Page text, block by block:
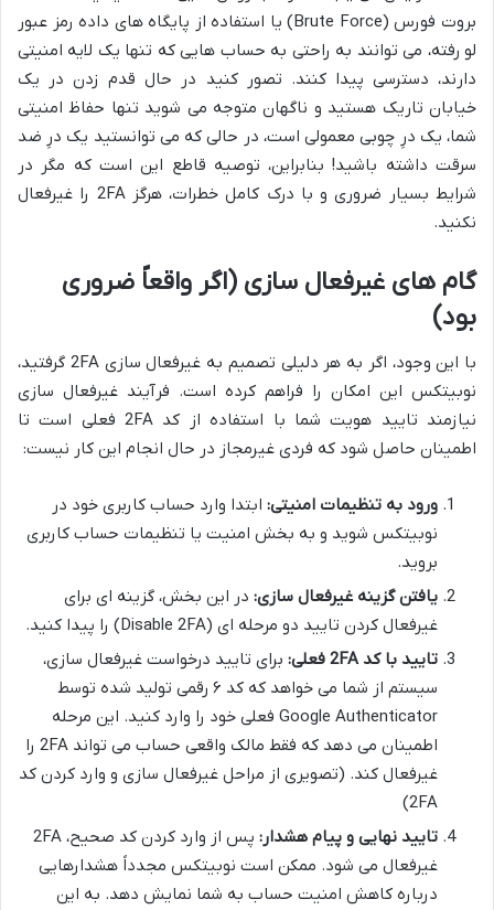
بروت فورس (Brute Force) یا استفاده از پایگاه های داده رمز عبور
لو رفته، می توانند به راحتی به حساب هایی که تنها یک لایه امنیتی
دارند، دسترسی پیدا کنند. تصور کنید در حال قدم زدن در یک
خیابان تاریک هستید و ناگهان متوجه می شوید تنها حفاظ امنیتی
شما، یک درِ چوبی معمولی است، در حالی که می توانستید یک درِ ضد
سرقت داشته باشید! بنابراین، توصیه قاطع این است که مگر در
شرایط بسیار ضروری و با درک کامل خطرات، هرگز 2FA را غیرفعال
نکنید.
گام های غیرفعال سازی (اگر واقعاً ضروری
بود)
با این وجود، اگر به هر دلیلی تصمیم به غیرفعال سازی 2FA گرفتید،
نوبیتکس این امکان را فراهم کرده است. فرآیند غیرفعال سازی
نیازمند تایید هویت شما با استفاده از کد 2FA فعلی است تا
اطمینان حاصل شود که فردی غیرمجاز در حال انجام این کار نیست:
ورود به تنظیمات امنیتی: ابتدا وارد حساب کاربری خود در
نوبیتکس شوید و به بخش امنیت یا تنظیمات حساب کاربری
بروید.
یافتن گزینه غیرفعال سازی: در این بخش، گزینه ای برای
غیرفعال کردن تایید دو مرحله ای (Disable 2FA) را پیدا کنید.
تایید با کد 2FA فعلی:
برای تایید درخواست غیرفعال سازی،
سیستم از شما می خواهد که کد ۶ رقمی تولید شده توسط
Google Authenticator فعلی خود را وارد کنید. این مرحله
اطمینان می دهد که فقط مالک واقعی حساب می تواند 2FA را
غیرفعال کند. (تصویری از مراحل غیرفعال سازی و وارد کردن کد
2FA)
تایید نهایی و پیام هشدار:
پس از وارد کردن کد صحیح، 2FA
غیرفعال می شود. ممکن است نوبیتکس مجدداً هشدارهایی
درباره کاهش امنیت حساب به شما نمایش دهد. به این